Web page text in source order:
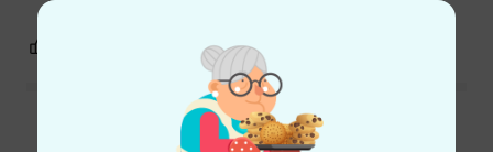
BEWERTUNG MELDEN
Alle Bewertungen lesen